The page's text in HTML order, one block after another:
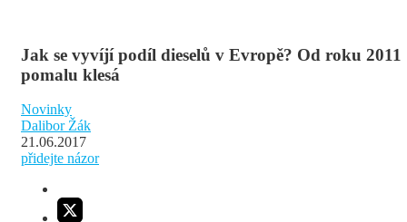
Jak se vyvíjí podíl dieselů v Evropě? Od roku 2011
pomalu klesá
Novinky
Dalibor Žák
21.06.2017
přidejte názor